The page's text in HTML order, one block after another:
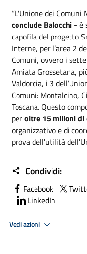
“L'Unione dei
conclude Balocchi - è
capofila del progetto
Interne, per l’area 2
Comuni, ovvero i
Amiata Grossetana,
Valdorcia, i 3
Comuni: Montalcino,
Toscana. Questo
peroltre 15 milioni di
organizzativo e di
prova dell'utilità
Condividi:
Facebook
LinkedIn
Vedi azioni